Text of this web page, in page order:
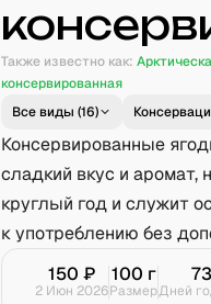
Также известно как:
консервированная
Все виды (16)
Консервированные
сладкий вкус и аромат,
круглый год и служит
к употреблению без
150 ₽
2 Июн 2026
100 г
РазмерДней